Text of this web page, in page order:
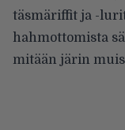
täsmäriffit ja -
hahmottomista
mitään järin